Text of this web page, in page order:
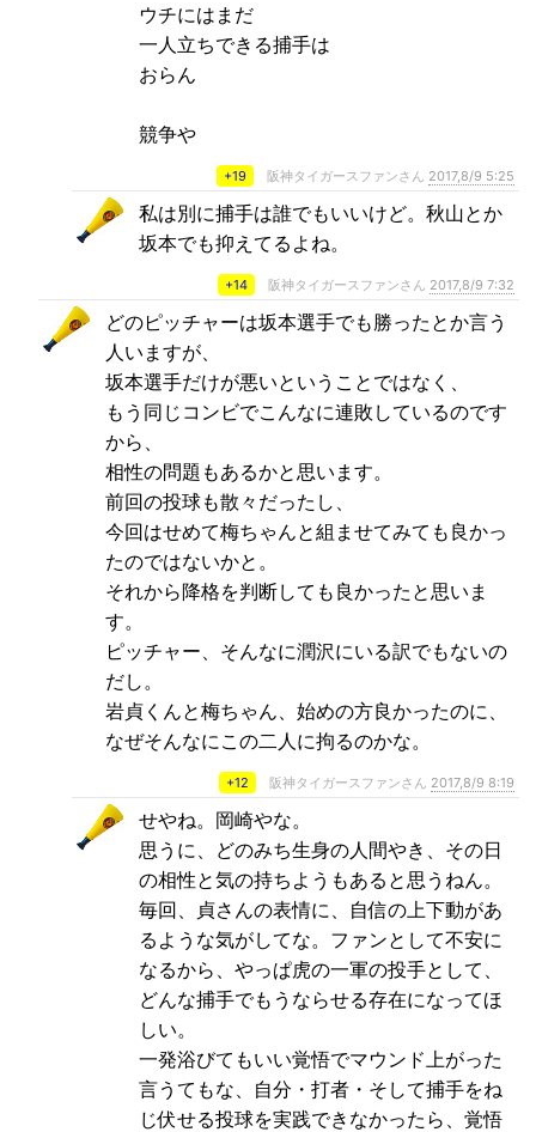
ウチにはまだ
一人立ちできる捕手は
おらん
競争や
+19 阪神タイガースファンさん 2017,8/9 5:25
私は別に捕手は誰でもいいけど。秋山とか
坂本でも抑えてるよね。
+14 阪神タイガースファンさん 2017,8/9 7:32
どのピッチャーは坂本選手でも勝ったとか言う
人いますが、
坂本選手だけが悪いということではなく、
もう同じコンビでこんなに連敗しているのです
から、
相性の問題もあるかと思います。
前回の投球も散々だったし、
今回はせめて梅ちゃんと組ませてみても良かっ
たのではないかと。
それから降格を判断しても良かったと思いま
す。
ピッチャー、そんなに潤沢にいる訳でもないの
だし。
岩貞くんと梅ちゃん、始めの方良かったのに、
なぜそんなにこの二人に拘るのかな。
+12 阪神タイガースファンさん 2017,8/9 8:19
せやね。岡崎やな。
思うに、どのみち生身の人間やき、その日
の相性と気の持ちようもあると思うねん。
毎回、貞さんの表情に、自信の上下動があ
るような気がしてな。ファンとして不安に
なるから、やっぱ虎の一軍の投手として、
どんな捕手でもうならせる存在になってほ
しい。
一発浴びてもいい覚悟でマウンド上がった
言うてもな、自分・打者・そして捕手をね
じ伏せる投球を実践できなかったら、覚悟